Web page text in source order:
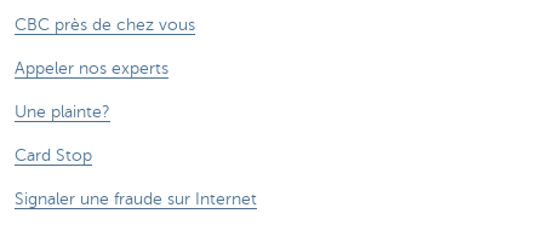
CBC près de chez vous
Appeler nos experts
Une plainte?
Card Stop
Signaler une fraude sur Internet